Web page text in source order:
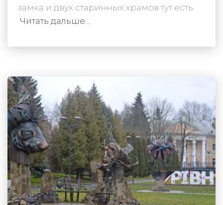
замка и двух старинных храмов тут есть.
Читать дальше…